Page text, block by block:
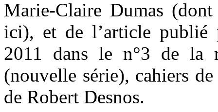
Marie-Claire Dumas
ici), et de l’article
2011 dans le n°3 de la
(nouvelle série), cahiers
de Robert Desnos.